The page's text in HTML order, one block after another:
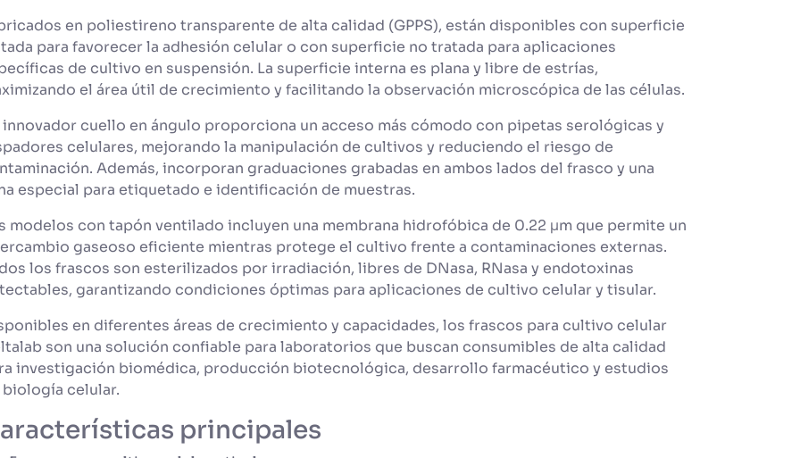
en poliestireno transparente de alta calidad (GPPS), están disponibles con superficie
para favorecer la adhesión celular o con superficie no tratada para aplicaciones
de cultivo en suspensión. La superficie interna es plana y libre de estrías,
el área útil de crecimiento y facilitando la observación microscópica de las células.
innovador cuello en ángulo proporciona un acceso más cómodo con pipetas serológicas y
celulares, mejorando la manipulación de cultivos y reduciendo el riesgo de
Además, incorporan graduaciones grabadas en ambos lados del frasco y una
especial para etiquetado e identificación de muestras.
modelos con tapón ventilado incluyen una membrana hidrofóbica de 0.22 μm que permite un
gaseoso eficiente mientras protege el cultivo frente a contaminaciones externas.
los frascos son esterilizados por irradiación, libres de DNasa, RNasa y endotoxinas
garantizando condiciones óptimas para aplicaciones de cultivo celular y tisular.
en diferentes áreas de crecimiento y capacidades, los frascos para cultivo celular
son una solución confiable para laboratorios que buscan consumibles de alta calidad
investigación biomédica, producción biotecnológica, desarrollo farmacéutico y estudios
celular.
principales